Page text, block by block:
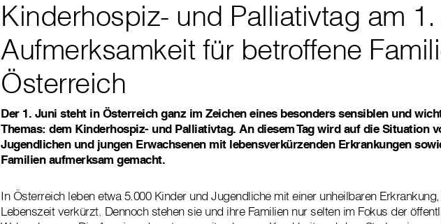
Kinderhospiz- und Palliativtag am 1.
Aufmerksamkeit für betroffene
Österreich
Der 1. Juni steht in Österreich ganz im Zeichen eines besonders sensiblen und
Themas: dem Kinderhospiz- und Palliativtag. An diesem Tag wird auf die Situation
Jugendlichen und jungen Erwachsenen mit lebensverkürzenden Erkrankungen
Familien aufmerksam gemacht.
In Österreich leben etwa 5.000 Kinder und Jugendliche mit einer unheilbaren
Lebenszeit verkürzt. Dennoch stehen sie und ihre Familien nur selten im Fokus der